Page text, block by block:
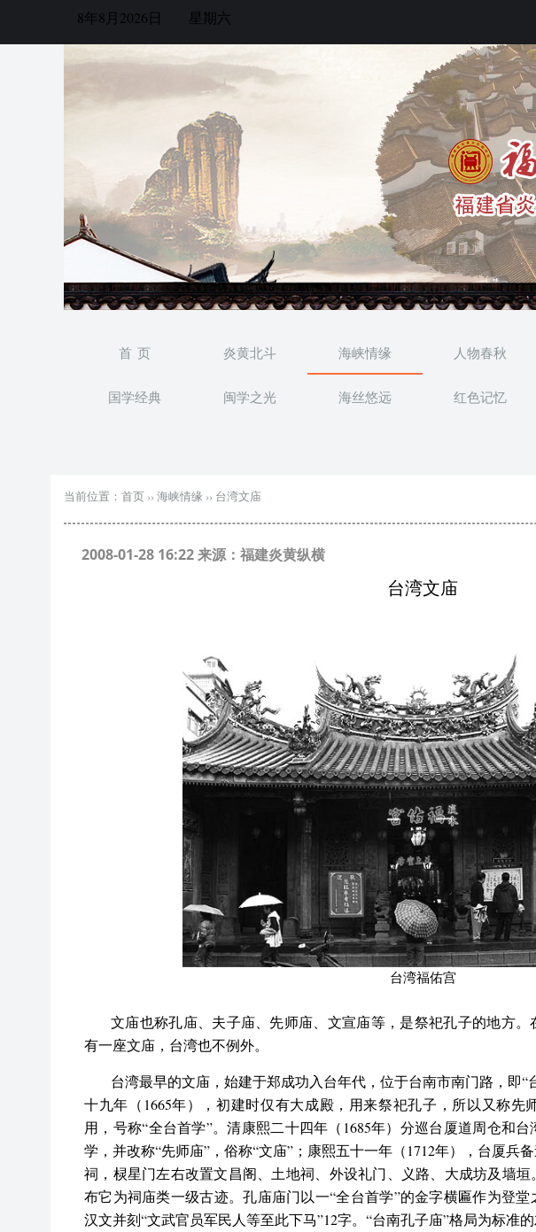
8年8月2026日 星期六
首 页 炎黄北斗 海峡情缘 人物春秋
国学经典 闽学之光 海丝悠远 红色记忆
当前位置： 首页 ›› 海峡情缘 ›› 台湾文庙
2008-01-28 16:22 来源：福建炎黄纵横
台湾文庙
台湾福佑宫
文庙也称孔庙、夫子庙、先师庙、文宣庙等，是祭祀孔子的地方
有一座文庙，台湾也不例外。
台湾最早的文庙，始建于郑成功入台年代，位于台南市南门路，即
十九年（1665年），初建时仅有大成殿，用来祭祀孔子，所以又称先
用，号称“全台首学”。清康熙二十四年（1685年）分巡台厦道周仓和
学，并改称“先师庙”，俗称“文庙”；康熙五十一年（1712年），台厦兵
祠，棂星门左右改置文昌阁、土地祠、外设礼门、义路、大成坊及墙垣
布它为祠庙类一级古迹。孔庙庙门以一“全台首学”的金字横匾作为登
汉文并刻“文武官员军民人等至此下马”12字。“台南孔子庙”格局为标准